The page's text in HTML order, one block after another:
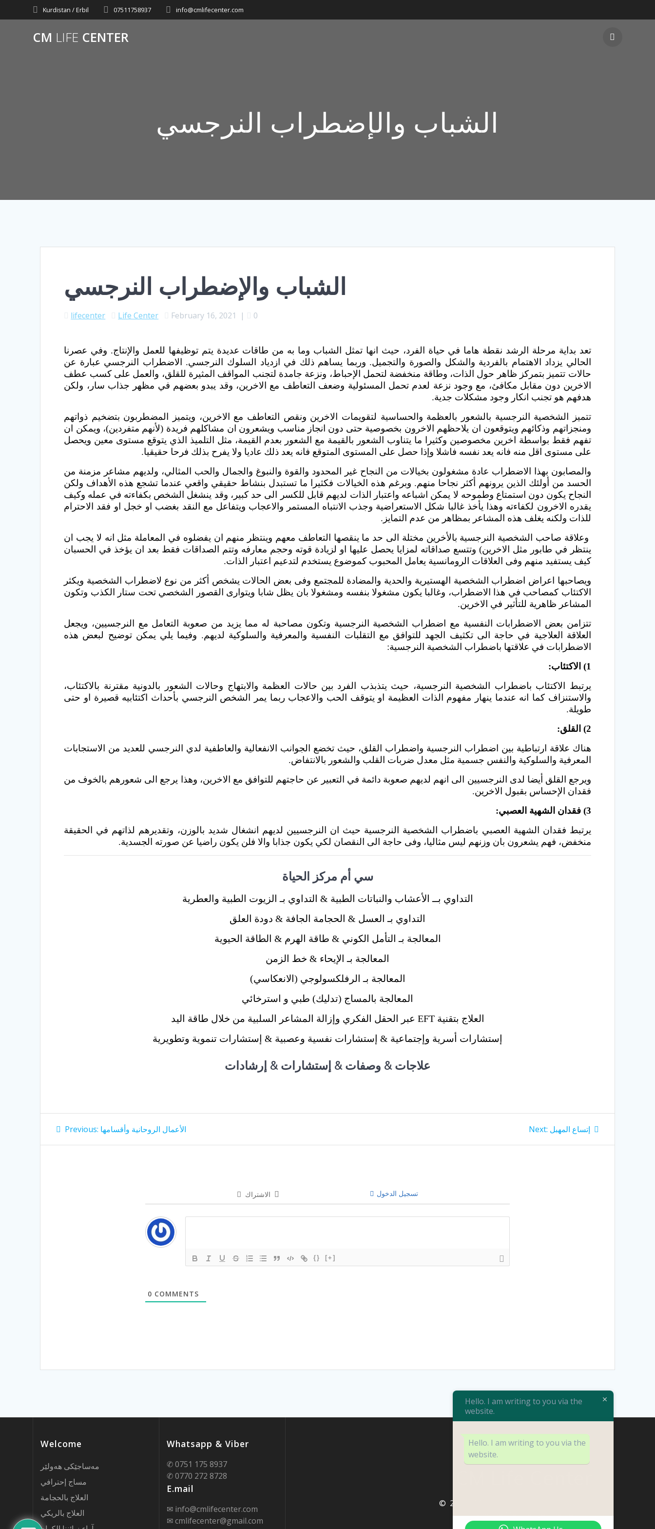
to
Kurdistan / Erbil 07511758937 info@cmlifecenter.com
CM LIFE CENTER
الشباب والإضطراب النرجسي
الشباب والإضطراب النرجسي
lifecenter Life Center February 16, 2021 | 0
تعد بداية مرحلة الرشد نقطة هاما في حياة الفرد، حيث انها تمثل الشباب وما به من طاقات عديدة يتم توظيفها للعمل والإنتاج. وفي عصرنا
الحالي يزداد الاهتمام بالفردية والشكل والصورة والتجميل. وربما يساهم ذلك في ازدياد السلوك النرجسي. الاضطراب النرجسي عبارة عن
حالات تتميز بتمركز ظاهر حول الذات، وطاقة منخفضة لتحمل الإحباط، ونزعة جامدة لتجنب المواقف المثيرة للقلق، والعمل على كسب عطف
الاخرين دون مقابل مكافئ، مع وجود نزعة لعدم تحمل المسئولية وضعف التعاطف مع الاخرين، وقد يبدو بعضهم في مظهر جذاب سار، ولكن
هدفهم هو تجنب انكار وجود مشكلات جدية.
تتميز الشخصية النرجسية بالشعور بالعظمة والحساسية لتقويمات الاخرين ونقص التعاطف مع الاخرين، ويتميز المضطربون بتضخيم ذواتهم
ومنجزاتهم وذكائهم ويتوقعون ان يلاحظهم الاخرون بخصوصية حتى دون انجاز مناسب ويشعرون ان مشاكلهم فريدة (لأنهم متفردين)، ويمكن ان
تفهم فقط بواسطة اخرين مخصوصين وكثيرا ما يتناوب الشعور بالقيمة مع الشعور بعدم القيمة، مثل التلميذ الذي يتوقع مستوى معين ويحصل
على مستوى اقل منه فانه يعد نفسه فاشلا وإذا حصل على المستوى المتوقع فانه يعد ذلك عاديا ولا يفرح بذلك فرحا حقيقيا.
والمصابون بهذا الاضطراب عادة مشغولون بخيالات من النجاح غير المحدود والقوة والنبوغ والجمال والحب المثالي، ولديهم مشاعر مزمنة من
الحسد من أولئك الذين يرونهم أكثر نجاحا منهم. وبرغم هذه الخيالات فكثيرا ما تستبدل بنشاط حقيقي واقعي عندما تشجع هذه الأهداف ولكن
النجاح يكون دون استمتاع وطموحه لا يمكن اشباعه واعتبار الذات لديهم قابل للكسر الى حد كبير، وقد ينشغل الشخص بكفاءته في عمله وكيف
يقدره الاخرون لكفاءته وهذا يأخذ غالبا شكل الاستعراضية وجذب الانتباه المستمر والاعجاب ويتفاعل مع النقد بغضب او خجل او فقد الاحترام
للذات ولكنه يغلف هذه المشاعر بمظاهر من عدم التمايز.
وعلاقة صاحب الشخصية النرجسية بالأخرين مختلة الى حد ما ينقصها التعاطف معهم وينتظر منهم ان يفضلوه في المعاملة مثل انه لا يجب ان
ينتظر في طابور مثل الاخرين) وتتسع صداقاته لمزايا يحصل عليها او لزيادة قوته وحجم معارفه وتتم الصداقات فقط بعد ان يؤخذ في الحسبان
كيف يستفيد منهم وفى العلاقات الرومانسية يعامل المحبوب كموضوع يستخدم لتدعيم اعتبار الذات.
ويصاحبها اعراض اضطراب الشخصية الهستيرية والحدية والمضادة للمجتمع وفى بعض الحالات يشخص أكثر من نوع لاضطراب الشخصية ويكثر
الاكتئاب كمصاحب في هذا الاضطراب، وغالبا يكون مشغولا بنفسه ومشغولا بان يظل شابا ويتوارى القصور الشخصي تحت ستار الكذب وتكون
المشاعر ظاهرية للتأثير في الاخرين.
تتزامن بعض الاضطرابات النفسية مع اضطراب الشخصية النرجسية وتكون مصاحبة له مما يزيد من صعوبة التعامل مع النرجسيين، ويجعل
العلاقة العلاجية في حاجة الى تكثيف الجهد للتوافق مع التقلبات النفسية والمعرفية والسلوكية لديهم. وفيما يلي يمكن توضيح لبعض هذه
الاضطرابات في علاقتها باضطراب الشخصية النرجسية:
1) الاكتئاب:
يرتبط الاكتئاب باضطراب الشخصية النرجسية، حيث يتذبذب الفرد بين حالات العظمة والابتهاج وحالات الشعور بالدونية مقترنة بالاكتئاب،
والاستنزاف كما انه عندما ينهار مفهوم الذات العظيمة او يتوقف الحب والاعجاب ربما يمر الشخص النرجسي بأحداث اكتئابيه قصيرة او حتى
طويلة.
2) القلق:
هناك علاقة ارتباطية بين اضطراب النرجسية واضطراب القلق، حيث تخضع الجوانب الانفعالية والعاطفية لدي النرجسي للعديد من الاستجابات
المعرفية والسلوكية والنفس جسمية مثل معدل ضربات القلب والشعور بالانتفاض.
ويرجع القلق أيضا لدى النرجسيين الى انهم لديهم صعوبة دائمة في التعبير عن حاجتهم للتوافق مع الاخرين، وهذا يرجع الى شعورهم بالخوف من
فقدان الإحساس بقبول الاخرين.
3) فقدان الشهية العصبي:
يرتبط فقدان الشهية العصبي باضطراب الشخصية النرجسية حيث ان النرجسيين لديهم انشغال شديد بالوزن، وتقديرهم لذاتهم في الحقيقة
منخفض، فهم يشعرون بان وزنهم ليس مثاليا، وفى حاجة الى النقصان لكي يكون جذابا والا فلن يكون راضيا عن صورته الجسدية.
سي أم مركز الحياة
التداوي بــ الأعشاب والنباتات الطبية & التداوي بـ الزيوت الطبية والعطرية
التداوي بـ العسل & الحجامة الجافة & دودة العلق
المعالجة بـ التأمل الكوني & طاقة الهرم & الطاقة الحيوية
المعالجة بـ الإيحاء & خط الزمن
المعالجة بـ الرفلكسولوجي (الانعكاسي)
المعالجة بالمساج (تدليك) طبي و استرخائي
العلاج بتقنية EFT عبر الحقل الفكري وإزالة المشاعر السلبية من خلال طاقة اليد
إستشارات أسرية وإجتماعية & إستشارات نفسية وعصبية & إستشارات تنموية وتطويرية
علاجات & وصفات & إستشارات & إرشادات
Post
navigation
Previous: Previous
الأعمال الروحانية وأقسامها Next: Next
إتساع المهبل
الاشتراك تسجيل الدخول
{} [+]
0 COMMENTS
Welcome
مەساجێکی هەولێر
مساج إحترافي
العلاج بالحجامة
العلاج بالريكي
Whatsapp & Viber
✆ 0751 175 8937
✆ 0770 272 8728
E.mail
✉ info@cmlifecenter.com
✉ cmlifecenter@gmail.com
© 2026 CM Life Center. Built using WordPress
and theMesmerize Theme
Hello. I am writing to you via the
website.
Hello. I am writing to you via the
website.